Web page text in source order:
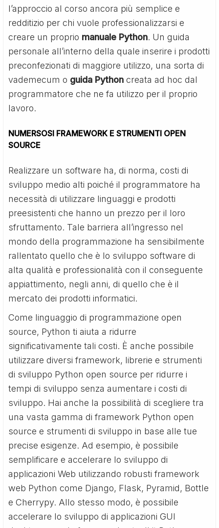
l’approccio al corso ancora più semplice e
redditizio per chi vuole professionalizzarsi e
creare un proprio manuale Python. Un guida
personale all’interno della quale inserire i prodotti
preconfezionati di maggiore utilizzo, una sorta di
vademecum o guida Python creata ad hoc dal
programmatore che ne fa utilizzo per il proprio
lavoro.
NUMERSOSI FRAMEWORK E STRUMENTI OPEN
SOURCE
Realizzare un software ha, di norma, costi di
sviluppo medio alti poiché il programmatore ha
necessità di utilizzare linguaggi e prodotti
preesistenti che hanno un prezzo per il loro
sfruttamento. Tale barriera all’ingresso nel
mondo della programmazione ha sensibilmente
rallentato quello che è lo sviluppo software di
alta qualità e professionalità con il conseguente
appiattimento, negli anni, di quello che è il
mercato dei prodotti informatici.
Come linguaggio di programmazione open
source, Python ti aiuta a ridurre
significativamente tali costi. È anche possibile
utilizzare diversi framework, librerie e strumenti
di sviluppo Python open source per ridurre i
tempi di sviluppo senza aumentare i costi di
sviluppo. Hai anche la possibilità di scegliere tra
una vasta gamma di framework Python open
source e strumenti di sviluppo in base alle tue
precise esigenze. Ad esempio, è possibile
semplificare e accelerare lo sviluppo di
applicazioni Web utilizzando robusti framework
web Python come Django, Flask, Pyramid, Bottle
e Cherrypy. Allo stesso modo, è possibile
accelerare lo sviluppo di applicazioni GUI